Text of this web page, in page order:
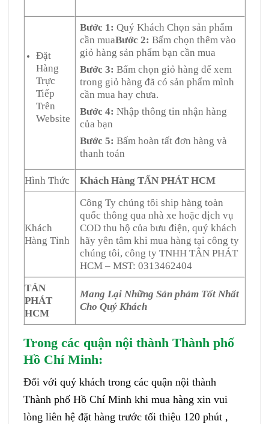
Đặt
Hàng
Trực
Tiếp
Trên
Website
Bước 1: Quý Khách Chọn sản phẩm
cần muaBước 2: Bấm chọn thêm vào
giỏ hàng sản phẩm bạn cần mua
Bước 3: Bấm chọn giỏ hàng để xem
trong giỏ hàng đã có sản phẩm mình
cần mua hay chưa.
Bước 4: Nhập thông tin nhận hàng
của bạn
Bước 5: Bấm hoàn tất đơn hàng và
thanh toán
Hình Thức Khách Hàng TẤN PHÁT HCM
Khách
Hàng Tỉnh
Công Ty chúng tôi ship hàng toàn
quốc thông qua nhà xe hoặc dịch vụ
COD thu hộ của bưu điện, quý khách
hãy yên tâm khi mua hàng tại công ty
chúng tôi, công ty TNHH TÂN PHÁT
HCM – MST: 0313462404
TÁN
PHÁT
HCM
Mang Lại Những Sản phảm Tốt Nhất
Cho Quý Khách
Trong các quận nội thành Thành phố
Hồ Chí Minh:
Đối với quý khách trong các quận nội thành
Thành phố Hồ Chí Minh khi mua hàng xin vui
lòng liên hệ đặt hàng trước tối thiệu 120 phút ,